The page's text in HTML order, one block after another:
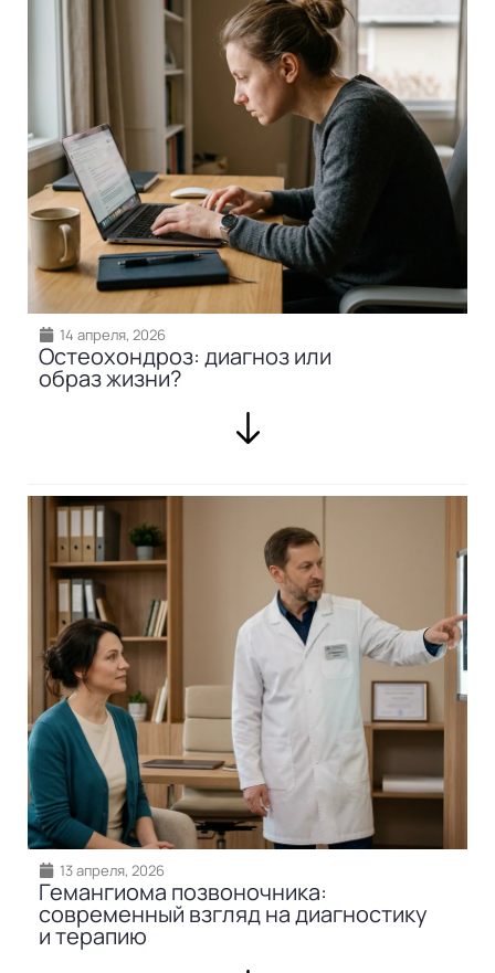
14 апреля, 2026
Остеохондроз: диагноз или
образ жизни?
13 апреля, 2026
Гемангиома позвоночника:
современный взгляд на диагностику
и терапию